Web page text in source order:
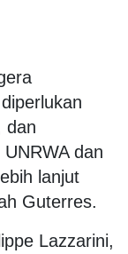
dan
dan
lanjut
Guterres.
Lazzarini,